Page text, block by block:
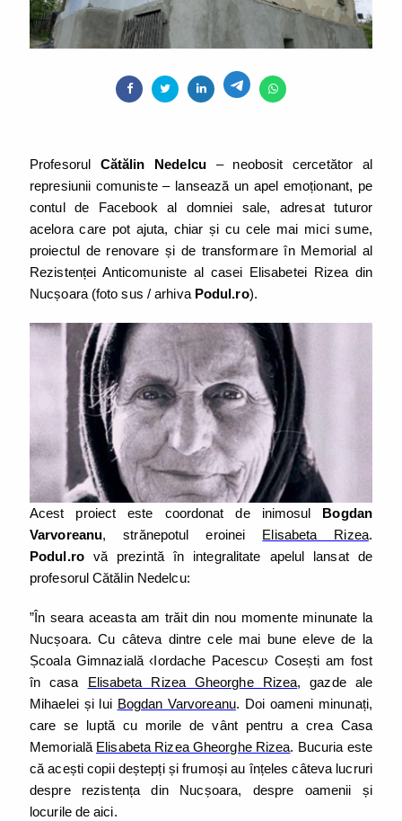
Profesorul Cătălin Nedelcu– neobosit cercetător al
represiunii comuniste – lansează un apel emoționant, pe
contul de Facebook al domniei sale, adresat tuturor
acelora care pot ajuta, chiar și cu cele mai mici sume,
proiectul de renovare și de transformare în Memorial al
Rezistenței Anticomuniste al casei Elisabetei Rizea din
Nucșoara (foto sus / arhiva Podul.ro).
Acest proiect este coordonat de inimosul Bogdan
Varvoreanu, strănepotul eroinei Elisabeta Rizea.
Podul.rovă prezintă în integralitate apelul lansat de
profesorul Cătălin Nedelcu:
”În seara aceasta am trăit din nou momente minunate la
Nucșoara. Cu câteva dintre cele mai bune eleve de la
Școala Gimnazială ‹Iordache Pacescu› Cosești am fost
în casa Elisabeta Rizea Gheorghe Rizea, gazde ale
Mihaelei și lui Bogdan Varvoreanu. Doi oameni minunați,
care se luptă cu morile de vânt pentru a crea Casa
Memorială Elisabeta Rizea Gheorghe Rizea. Bucuria este
că acești copii deștepți și frumoși au înțeles câteva lucruri
despre rezistența din Nucșoara, despre oamenii și
locurile de aici.